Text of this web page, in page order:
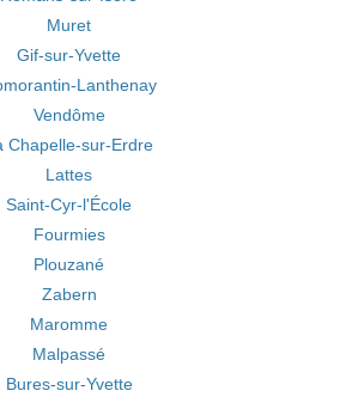
Muret
Gif-sur-Yvette
Lanthenay
Vendôme
Chapelle-sur-Erdre
Lattes
Saint-Cyr-l'École
Fourmies
Plouzané
Zabern
Maromme
Malpassé
Bures-sur-Yvette